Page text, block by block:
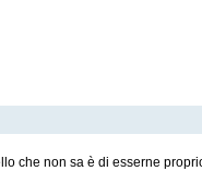
che non sa è di esserne